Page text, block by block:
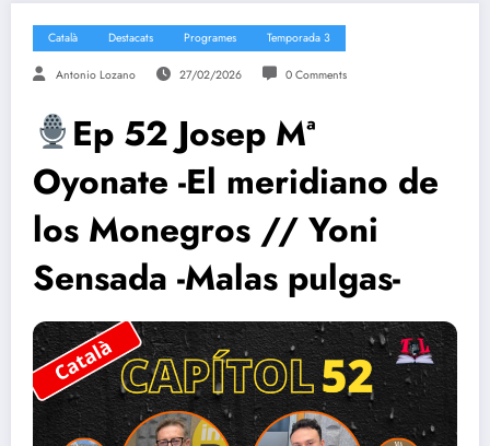
Català Destacats Programes Temporada 3
Antonio Lozano 27/02/2026 0 Comments
Ep 52 Josep Mª
Oyonate -El meridiano de
los Monegros // Yoni
Sensada -Malas pulgas-